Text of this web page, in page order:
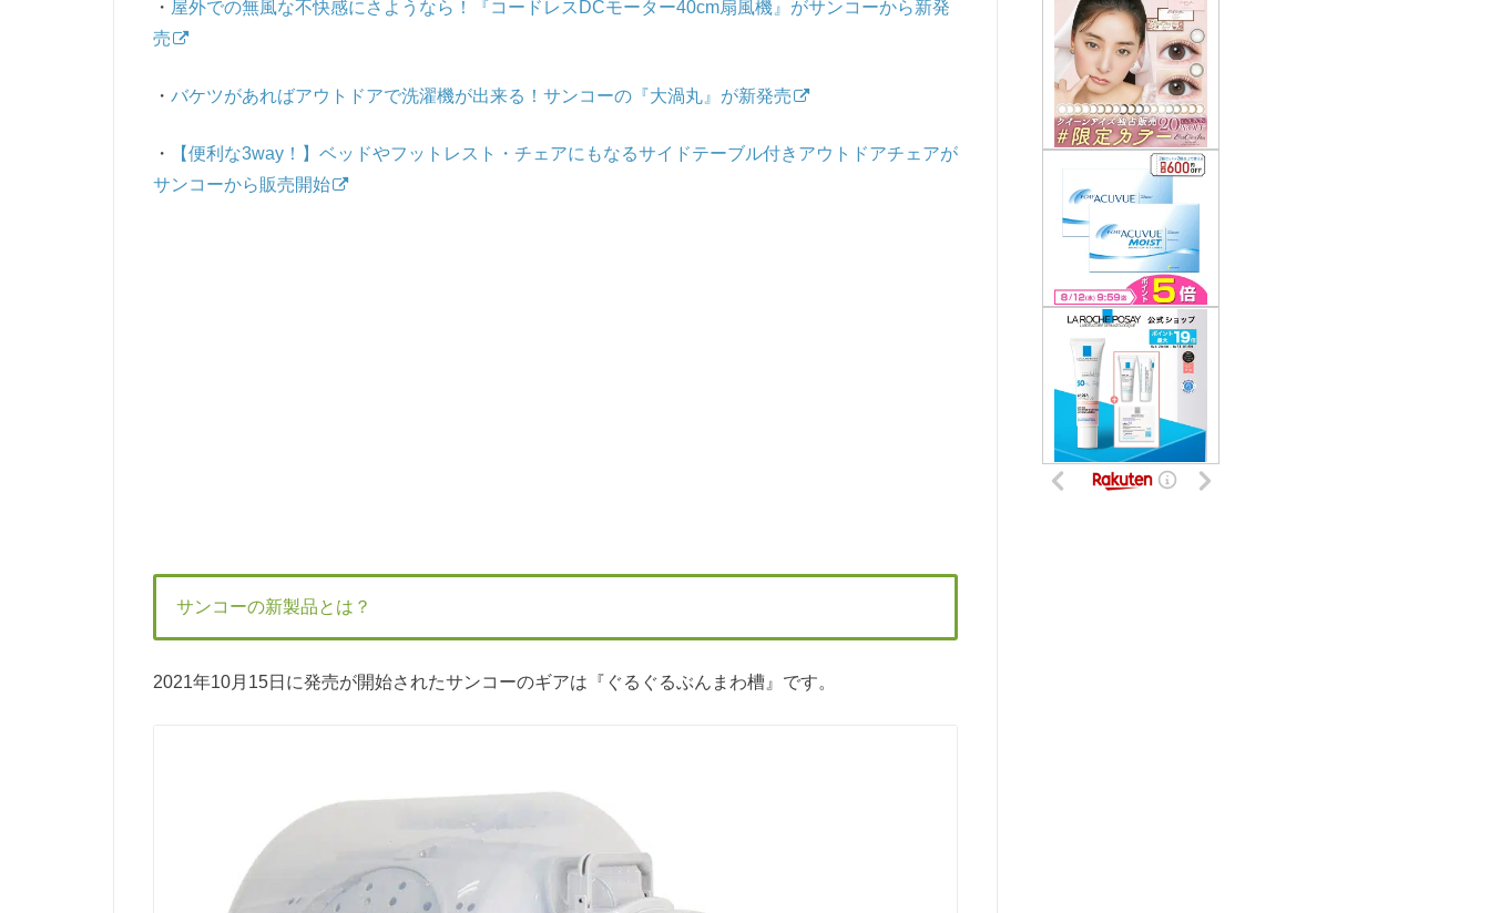
・ 屋外での無風な不快感にさようなら！『コードレスDCモーター40cm扇風機』がサンコーから新発
売
・バケツがあればアウトドアで洗濯機が出来る！サンコーの『大渦丸』が新発売
・
【便利な3way！】ベッドやフットレスト・チェアにもなるサイドテーブル付きアウトドアチェアが
サンコーから販売開始
サンコーの新製品とは？
2021年10月15日に発売が開始されたサンコーのギアは『ぐるぐるぶんまわ槽』です。